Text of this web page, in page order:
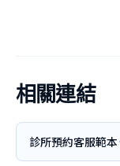
相關連結
診所預約客服範本